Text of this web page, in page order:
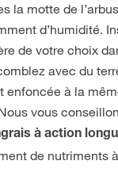
la motte de
d’humidité.
de votre choix
avec du
enfoncée à la
vous
à action
de nutriments